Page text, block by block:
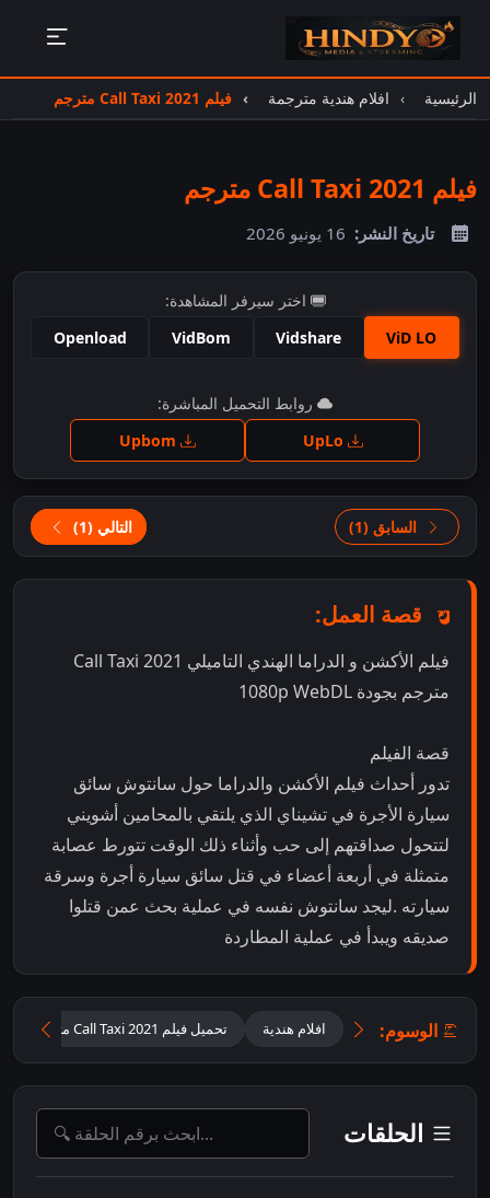
الرئيسية افلام هندية مترجمة فيلم Call Taxi 2021 مترجم
فيلم Call Taxi 2021 مترجم
تاريخ النشر: 16 يونيو 2026
اختر سيرفر المشاهدة:
ViD LO
Vidshare
VidBom
Openload
اضغط للمشاهدة
روابط التحميل المباشرة:
السابق (1) التالي (1)
قصة العمل:
فيلم الأكشن و الدراما الهندي التاميلي Call Taxi 2021
مترجم بجودة 1080p WebDL
قصة الفيلم
تدور أحداث فيلم الأكشن والدراما حول سانتوش سائق
سيارة الأجرة في تشيناي الذي يلتقي بالمحامين أشويني
لتتحول صداقتهم إلى حب وأثناء ذلك الوقت تتورط عصابة
متمثلة في أربعة أعضاء في قتل سائق سيارة أجرة وسرقة
سيارته .ليجد سانتوش نفسه في عملية بحث عمن قتلوا
صديقه ويبدأ في عملية المطاردة
الوسوم: افلام هندية تحميل فيلم Call Taxi 2021 مترجم
الحلقات